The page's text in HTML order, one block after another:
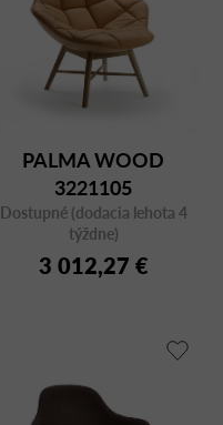
PALMA WOOD
3221105
Dostupné (dodacia lehota 4
týždne)
3 012,27 €